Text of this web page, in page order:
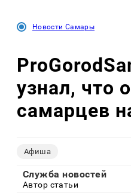
Новости Самары
узнал, что
самарцев
Афиша
Служба новостей
Автор статьи